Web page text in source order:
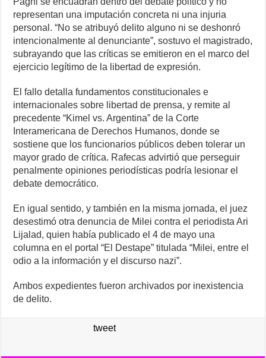
representan una imputación concreta ni una injuria
personal. “No se atribuyó delito alguno ni se deshonró
intencionalmente al denunciante”, sostuvo el magistrado,
subrayando que las críticas se emitieron en el marco del
ejercicio legítimo de la libertad de expresión.
El fallo detalla fundamentos constitucionales e
internacionales sobre libertad de prensa, y remite al
precedente “Kimel vs. Argentina” de la Corte
Interamericana de Derechos Humanos, donde se
sostiene que los funcionarios públicos deben tolerar un
mayor grado de crítica. Rafecas advirtió que perseguir
penalmente opiniones periodísticas podría lesionar el
debate democrático.
En igual sentido, y también en la misma jornada, el juez
desestimó otra denuncia de Milei contra el periodista Ari
Lijalad, quien había publicado el 4 de mayo una
columna en el portal “El Destape” titulada “Milei, entre el
odio a la información y el discurso nazi”.
Ambos expedientes fueron archivados por inexistencia
de delito.
tweet